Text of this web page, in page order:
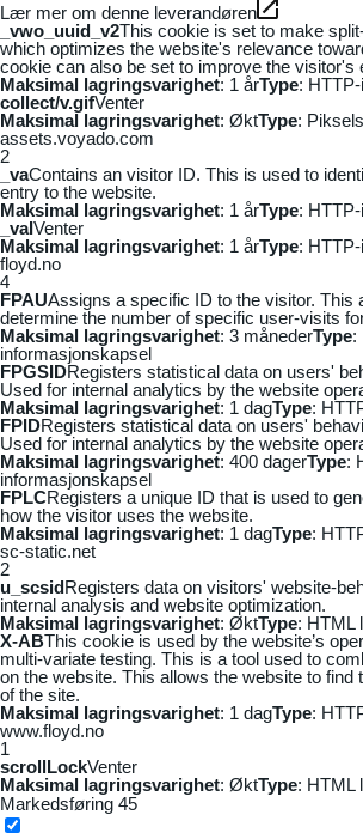
Lær mer om denne leverandøren
_vwo_uuid_v2This cookie is set to make
which optimizes the website's relevance
cookie can also be set to improve the visitor's
Maksimal lagringsvarighet: 1 årType:
collect/v.gifVenter
Maksimal lagringsvarighet: ØktType:
assets.voyado.com
2
_vaContains an visitor ID. This is used to
entry to the website.
Maksimal lagringsvarighet: 1 årType:
_vaIVenter
Maksimal lagringsvarighet: 1 årType:
floyd.no
4
FPAUAssigns a specific ID to the visitor. This
determine the number of specific user-visits
Maksimal lagringsvarighet: 3 månederType:
informasjonskapsel
FPGSIDRegisters statistical data on users'
Used for internal analytics by the website
Maksimal lagringsvarighet: 1 dagType:
FPIDRegisters statistical data on users'
Used for internal analytics by the website
Maksimal lagringsvarighet: 400 dagerType:
informasjonskapsel
FPLCRegisters a unique ID that is used to
how the visitor uses the website.
Maksimal lagringsvarighet: 1 dagType:
sc-static.net
2
u_scsidRegisters data on visitors' website-
internal analysis and website optimization.
Maksimal lagringsvarighet: ØktType: HTML
X-ABThis cookie is used by the website’s
multi-variate testing. This is a tool used to
on the website. This allows the website to find
of the site.
Maksimal lagringsvarighet: 1 dagType:
www.floyd.no
1
scrollLockVenter
Maksimal lagringsvarighet: ØktType: HTML
Markedsføring 45